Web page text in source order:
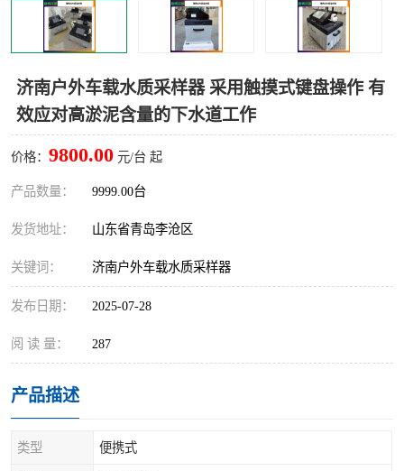
济南户外车载水质采样器 采用触摸式键盘操作 有
效应对高淤泥含量的下水道工作
价格： 9800.00 元/台 起
产品数量： 9999.00台
发货地址： 山东省青岛李沧区
关键词： 济南户外车载水质采样器
发布日期： 2025-07-28
阅 读 量： 287
产品描述
类型 便携式
粉尘设备
新宇宙仪器 凯恩仪器
烟尘净化器